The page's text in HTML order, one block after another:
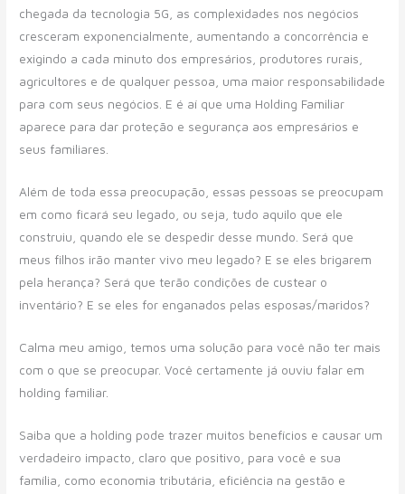
chegada da tecnologia 5G, as complexidades nos negócios
cresceram exponencialmente, aumentando a concorrência e
exigindo a cada minuto dos empresários, produtores rurais,
agricultores e de qualquer pessoa, uma maior responsabilidade
para com seus negócios. E é aí que uma Holding Familiar
aparece para dar proteção e segurança aos empresários e
seus familiares.
Além de toda essa preocupação, essas pessoas se preocupam
em como ficará seu legado, ou seja, tudo aquilo que ele
construiu, quando ele se despedir desse mundo. Será que
meus filhos irão manter vivo meu legado? E se eles brigarem
pela herança? Será que terão condições de custear o
inventário? E se eles for enganados pelas esposas/maridos?
Calma meu amigo, temos uma solução para você não ter mais
com o que se preocupar. Você certamente já ouviu falar em
holding familiar.
Saiba que a holding pode trazer muitos benefícios e causar um
verdadeiro impacto, claro que positivo, para você e sua
família, como economia tributária, eficiência na gestão e